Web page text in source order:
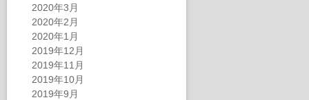
2020年3月
2020年2月
2020年1月
2019年12月
2019年11月
2019年10月
2019年9月